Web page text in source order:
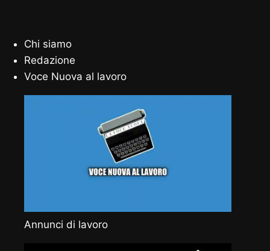
Chi siamo
Redazione
Voce Nuova al lavoro
Annunci di lavoro